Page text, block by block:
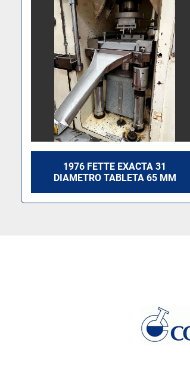
1976 FETTE EXACTA 31
DIAMETRO TABLETA 65 MM